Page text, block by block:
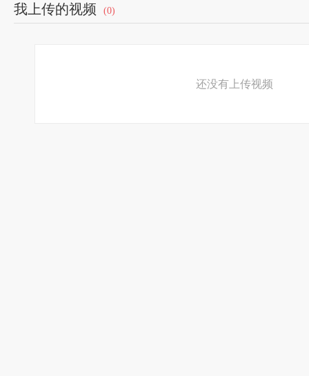
我上传的视频 (0)
还没有上传视频